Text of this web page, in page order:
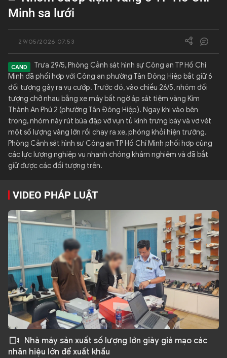
QUỐC TẾ
VĂN HÓA - THỂ THAO
BẠN ĐỌC & CAND
ĐA PHƯƠNG TIỆN
eMagazine
Podcast
Video Ảnh
Infographic
Chuyên đề
Minh sa lưới
29/05/2026 07:53
Trưa 29/5, Phòng Cảnh sát hình sự Công an TP Hồ Chí
Minh đã phối hợp với Công an phường Tân Đông Hiệp bắt giữ 6
đối tượng gây ra vụ cướp. Trước đó, vào chiều 26/5, nhóm đối
tượng chở nhau bằng xe máy bất ngờ áp sát tiệm vàng Kim
Thành An Phú 2 (phường Tân Đông Hiệp). Ngay khi vào bên
trong, nhóm này rút búa đập vỡ vụn tủ kính trưng bày và vơ vét
một số lượng vàng lớn rồi chạy ra xe, phóng khỏi hiện trường.
Phòng Cảnh sát hình sự Công an TP Hồ Chí Minh phối hợp cùng
các lực lượng nghiệp vụ nhanh chóng khám nghiệm và đã bắt
giữ được các đối tượng trên.
VIDEO PHÁP LUẬT
Nhà máy sản xuất số lượng lớn giày giả mạo các
nhãn hiệu lớn để xuất khẩu